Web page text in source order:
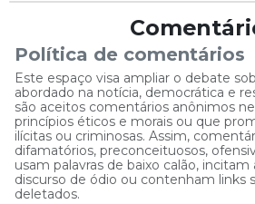
Política de comentários
Este espaço visa ampliar o debate
abordado na notícia, democrática e
são aceitos comentários anônimos
princípios éticos e morais ou que
ilícitas ou criminosas. Assim,
difamatórios, preconceituosos,
usam palavras de baixo calão,
discurso de ódio ou contenham links
deletados.